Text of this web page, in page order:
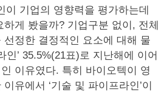
이 기업의 영향력을 평가하는데
게 봤을까? 기업구분 없이, 전체
선정한 결정적인 요소에 대해 물
인’ 35.5%(21표)로 지난해에 이어
이유였다. 특히 바이오텍이 영
유에서 ‘기술 및 파이프라인’이